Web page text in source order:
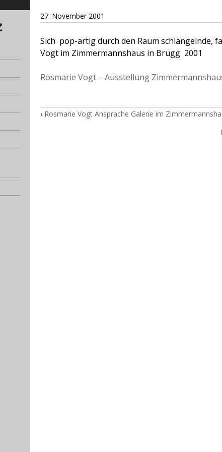
27. November 2001
Sich pop-artig durch den Raum schlängelnde,
Vogt im Zimmermannshaus in Brugg 2001
Rosmarie Vogt – Ausstellung
‹ Rosmarie Vogt Ansprache Galerie im